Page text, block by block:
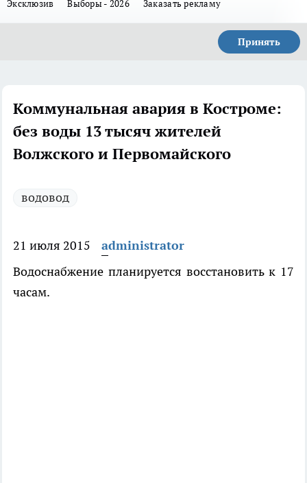
Эксклюзив Выборы - 2026 Заказать рекламу
Принять
Коммунальная авария в Костроме:
без воды 13 тысяч жителей
Волжского и Первомайского
водовод
21 июля 2015
administrator
Водоснабжение планируется восстановить к 17
часам.